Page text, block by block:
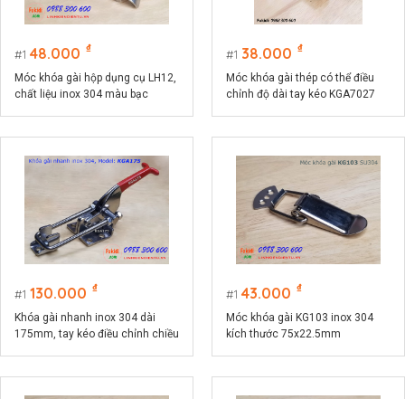
1 48.000 ₫
Móc khóa gài hộp dụng cụ LH12,
chất liệu inox 304 màu bạc
1 38.000 ₫
Móc khóa gài thép có thể điều
chỉnh độ dài tay kéo KGA7027
1 130.000 ₫
Khóa gài nhanh inox 304 dài
175mm, tay kéo điều chỉnh chiều
1 43.000 ₫
Móc khóa gài KG103 inox 304
kích thước 75x22.5mm